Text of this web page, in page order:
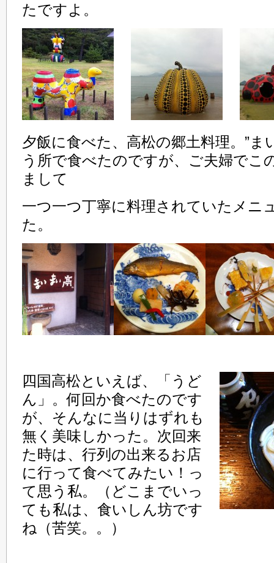
たですよ。
夕飯に食べた、高松の郷土料理。”ま
う所で食べたのですが、ご夫婦でこ
まして
一つ一つ丁寧に料理されていたメニ
た。
四国高松といえば、「うど
ん」。何回か食べたのです
が、そんなに当りはずれも
無く美味しかった。次回来
た時は、行列の出来るお店
に行って食べてみたい！っ
て思う私。（どこまでいっ
ても私は、食いしん坊です
ね（苦笑。。）